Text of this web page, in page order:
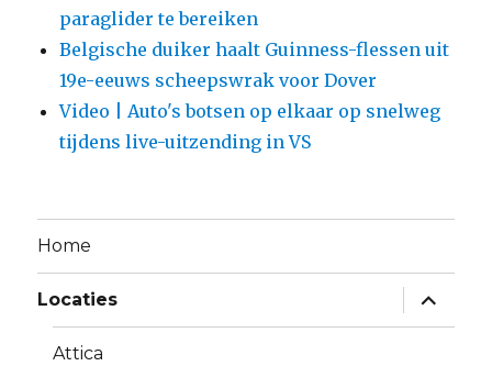
paraglider te bereiken
Belgische duiker haalt Guinness-flessen uit
19e-eeuws scheepswrak voor Dover
Video | Auto's botsen op elkaar op snelweg
tijdens live-uitzending in VS
Home
Locaties
Alles
Attica